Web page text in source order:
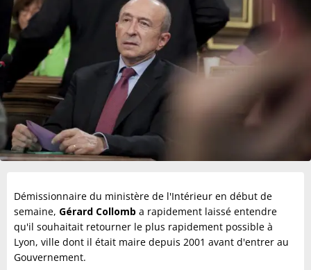
Démissionnaire du ministère de l'Intérieur en début de
semaine, Gérard Collomb a rapidement laissé entendre
qu'il souhaitait retourner le plus rapidement possible à
Lyon, ville dont il était maire depuis 2001 avant d'entrer au
Gouvernement.